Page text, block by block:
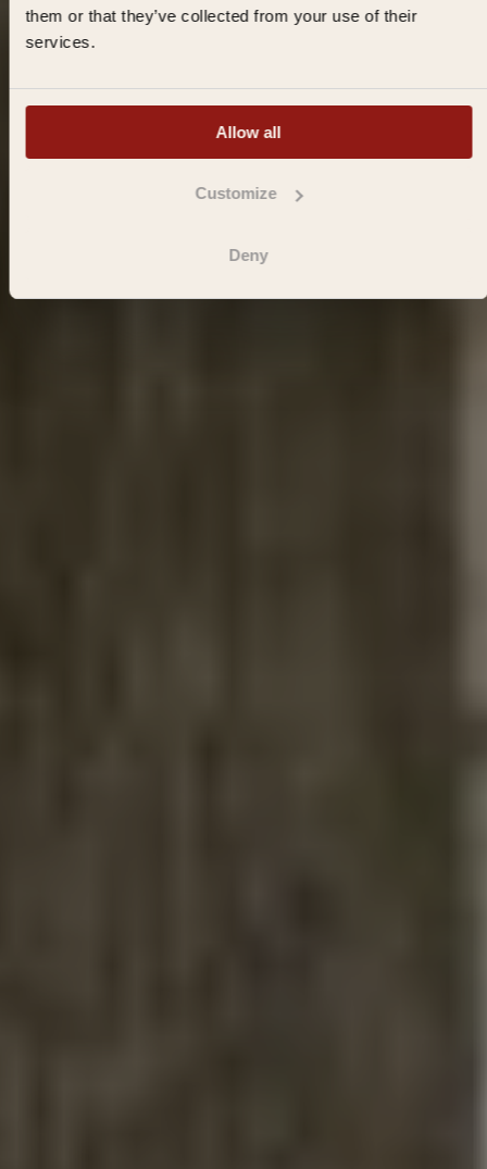
them or that they’ve collected from your use of their
services.
Allow all
Customize
Deny